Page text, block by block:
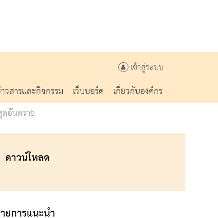
เข้าสู่ระบบ
วสารและกิจกรรม เว็บบอร์ด
เกี่ยวกับองค์กร
อันตราย
ดาวน์โหลด
ยการแนะนำ